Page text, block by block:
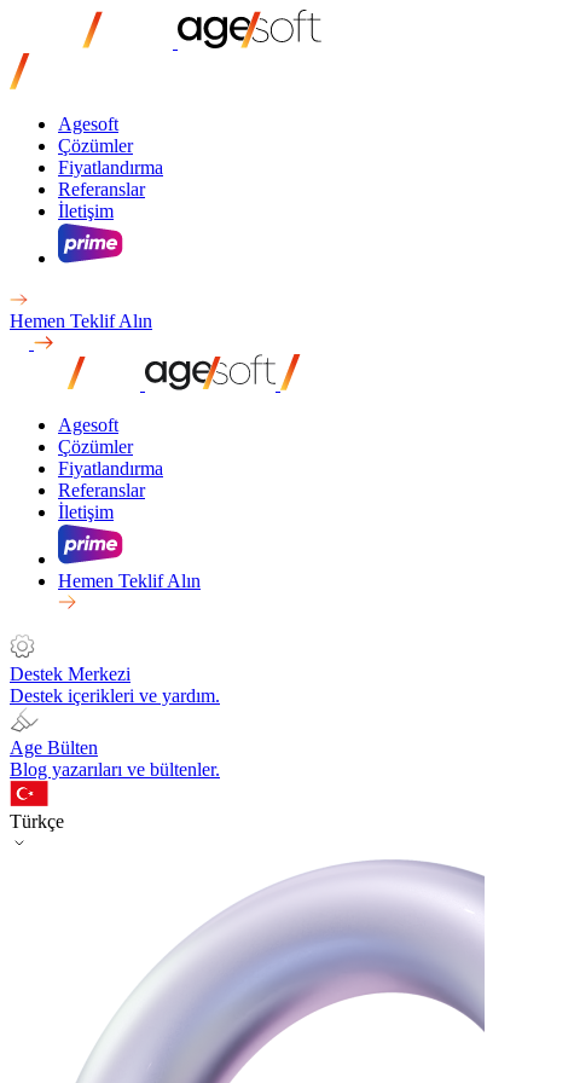
Agesoft
Çözümler
Fiyatlandırma
Referanslar
İletişim
Hemen Teklif Alın
Agesoft
Çözümler
Fiyatlandırma
Referanslar
İletişim
Hemen Teklif Alın
Destek Merkezi
Destek içerikleri ve yardım.
Age Bülten
Blog yazarıları ve bültenler.
Türkçe